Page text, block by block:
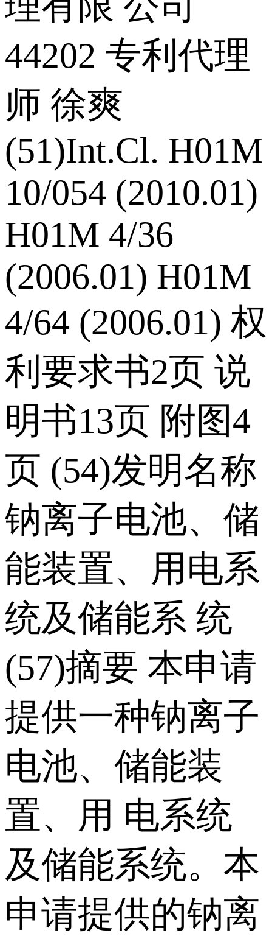
44202 专利代理
师 徐爽
(51)Int.Cl. H01M
10/054 (2010.01)
H01M 4/36
(2006.01) H01M
4/64 (2006.01) 权
利要求书2页 说
明书13页 附图4
页 (54)发明名称
钠离子电池、储
能装置、用电系
统及储能系 统
(57)摘要 本申请
提供一种钠离子
电池、储能装
置、用 电系统
及储能系统。本
申请提供的钠离